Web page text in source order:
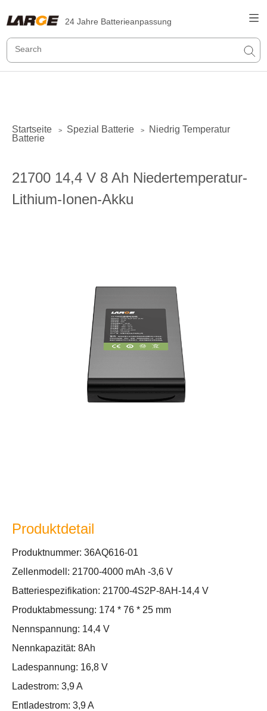
24 Jahre Batterieanpassung
Startseite > Spezial Batterie >
Niedrig Temperatur
Batterie
21700 14,4 V 8 Ah Niedertemperatur-
Lithium-Ionen-Akku
Produktdetail
Produktnummer: 36AQ616-01
Zellenmodell: 21700-4000 mAh -3,6 V
Batteriespezifikation: 21700-4S2P-8AH-14,4 V
Produktabmessung: 174 * 76 * 25 mm
Nennspannung: 14,4 V
Nennkapazität: 8Ah
Ladespannung: 16,8 V
Ladestrom: 3,9 A
Entladestrom: 3,9 A